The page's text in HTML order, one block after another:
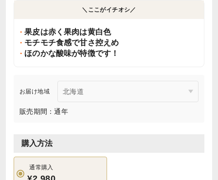
＼ここがイチオシ／
果皮は赤く果肉は黄白色
モチモチ食感で甘さ控えめ
ほのかな酸味が特徴です！
お届け地域
販売期間：通年
購入方法
通常購入